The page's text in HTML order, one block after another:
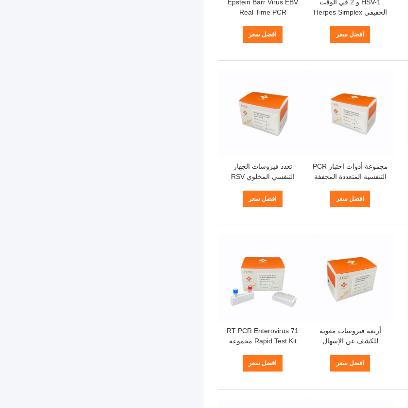
HSV-1 و 2 في الوقت
الحقيقي Herpes Simplex
افضل سعر
Epstein Barr Virus EBV
Real Time PCR
افضل سعر
مجموعة أدوات اختبار PCR
التنفسية المتعددة المجففة
Probe Pcr Detection Kit
افضل سعر
تعدد فيروسات الجهاز
التنفسي المخلوي RSV
Pneumoniae Adenovirus
PCR Test
افضل سعر
أربعة فيروسات معوية
للكشف عن الإسهال
افضل سعر
RT PCR Enterovirus 71
Rapid Test Kit مجموعة
النووي المجففة بالتبريد
افضل سعر